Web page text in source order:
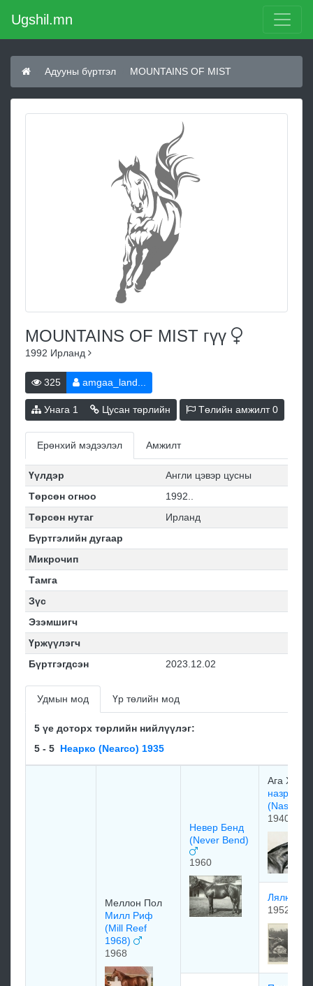
Ugshil.mn
Адууны бүртгэл MOUNTAINS OF MIST
MOUNTAINS OF MIST гүү
1992 Ирланд
325 amgaa_land...
Унага 1 Цусан төрлийн Төлийн амжилт0
Ерөнхий мэдээлэл Амжилт
Үүлдэр
Англи цэвэр цусны
Төрсөн огноо
1992..
Төрсөн нутаг
Ирланд
Бүртгэлийн дугаар
Микрочип
Тамга
Зүс
Эзэмшигч
Үржүүлэгч
Бүртгэгдсэн
2023.12.02
Удмын мод Үр төлийн мод
5 үе доторх төрлийн нийлүүлэг:
5 - 5 Неарко (Nearco) 1935
Mеллoн Пoл
Милл Риф
(Mill Reef
1968)
1968
Невер Бенд
(Never Bend)
1960
Ага Хан
назрулла
1940
Лялюн
1952